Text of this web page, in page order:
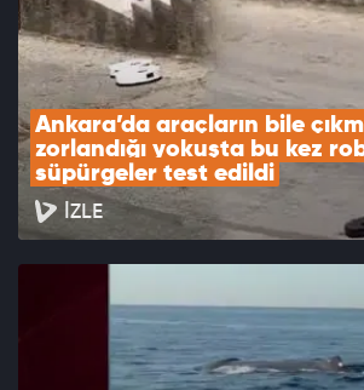
Ankara’da araçların bile
zorlandığı yokuşta bu kez
süpürgeler test edildi
İZLE